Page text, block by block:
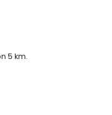
mit Kindern
Mietpreis der Villa
5 km.